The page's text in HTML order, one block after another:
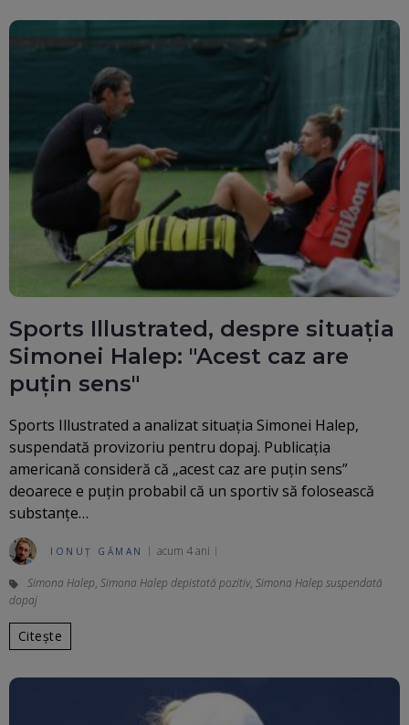
Sports Illustrated, despre situația
Simonei Halep: "Acest caz are
puțin sens"
Sports Illustrated a analizat situația Simonei Halep,
suspendată provizoriu pentru dopaj. Publicația
americană consideră că „acest caz are puțin sens”
deoarece e puțin probabil că un sportiv să folosească
substanțe…
IONUȚ GĂMAN acum 4 ani
Simona Halep, Simona Halep depistată pozitiv, Simona Halep suspendată
dopaj
Citește